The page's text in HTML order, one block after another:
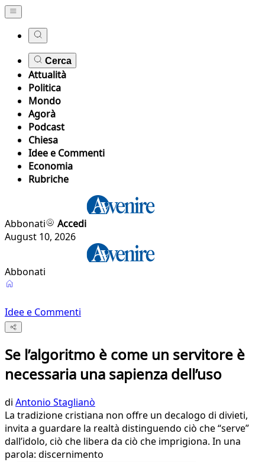
Cerca
Attualità
Politica
Mondo
Agorà
Podcast
Chiesa
Idee e Commenti
Economia
Rubriche
Abbonati
Accedi
August 10, 2026
Abbonati
Idee e Commenti
Se l’algoritmo è come un servitore è
necessaria una sapienza dell’uso
di Antonio Staglianò
La tradizione cristiana non offre un decalogo di divieti,
invita a guardare la realtà distinguendo ciò che “serve”
dall’idolo, ciò che libera da ciò che imprigiona. In una
parola: discernimento